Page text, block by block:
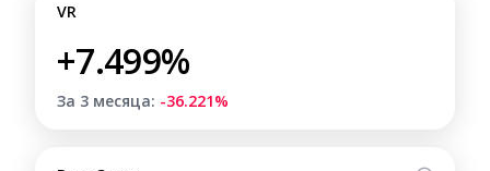
VR
+7.499%
За 3 месяца: -36.221%